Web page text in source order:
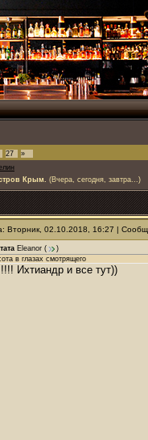
27 »
Крым. (Вчера, сегодня, завтра...)
Вторник, 02.10.2018, 16:27 |
Eleanor (
)
в глазах смотрящего
Ихтиандр и все тут))